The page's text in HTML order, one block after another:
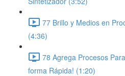
77 Brillo y Medios en
(4:36)
78 Agrega Procesos
forma Rápida! (1:20)